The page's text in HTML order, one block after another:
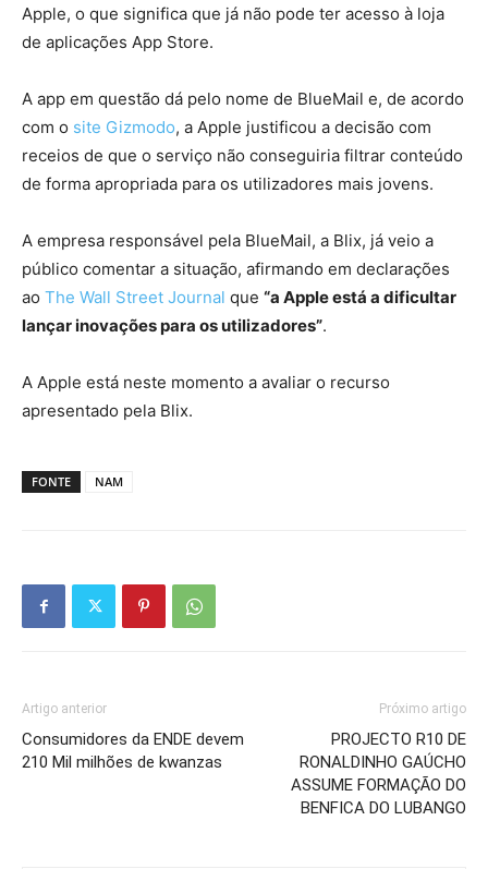
Apple, o que significa que já não pode ter acesso à loja
de aplicações App Store.
A app em questão dá pelo nome de BlueMail e, de acordo
com o site Gizmodo, a Apple justificou a decisão com
receios de que o serviço não conseguiria filtrar conteúdo
de forma apropriada para os utilizadores mais jovens.
A empresa responsável pela BlueMail, a Blix, já veio a
público comentar a situação, afirmando em declarações
ao The Wall Street Journal que “a Apple está a dificultar
lançar inovações para os utilizadores”.
A Apple está neste momento a avaliar o recurso
apresentado pela Blix.
FONTE NAM
Artigo anterior
Consumidores da ENDE devem
210 Mil milhões de kwanzas
Próximo artigo
PROJECTO R10 DE
RONALDINHO GAÚCHO
ASSUME FORMAÇÃO DO
BENFICA DO LUBANGO